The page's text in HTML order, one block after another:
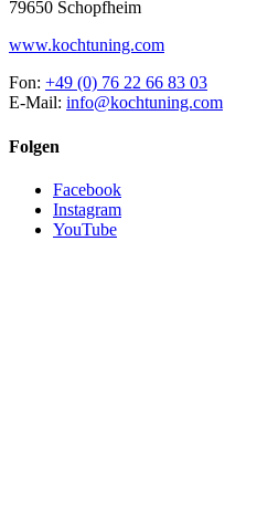
79650 Schopfheim
www.kochtuning.com
Fon: +49 (0) 76 22 66 83 03
E-Mail: info@kochtuning.com
Folgen
Facebook
Instagram
YouTube